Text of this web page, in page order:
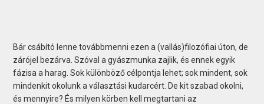
Bár csábító lenne továbbmenni ezen a (vallás)filozófiai úton, de
zárójel bezárva. Szóval a gyászmunka zajlik, és ennek egyik
fázisa a harag. Sok különböző célpontja lehet; sok mindent, sok
mindenkit okolunk a választási kudarcért. De kit szabad okolni,
és mennyire? És milyen körben kell megtartani az